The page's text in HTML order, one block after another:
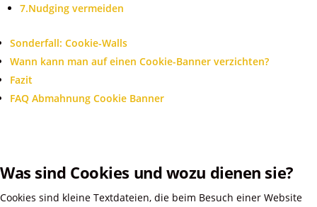
7.Nudging vermeiden
Sonderfall: Cookie-Walls
Wann kann man auf einen Cookie-Banner verzichten?
Fazit
FAQ Abmahnung Cookie Banner
Was sind Cookies und wozu dienen sie?
Cookies sind kleine Textdateien, die beim Besuch einer Website